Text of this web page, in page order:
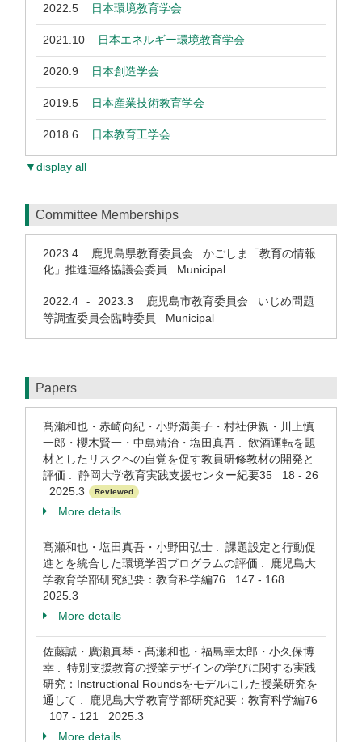
2022.5 日本環境教育学会
2021.10 日本エネルギー環境教育学会
2020.9 日本創造学会
2019.5 日本産業技術教育学会
2018.6 日本教育工学会
▼display all
Committee Memberships
2023.4 鹿児島県教育委員会 かごしま「教育の情報
化」推進連絡協議会委員 Municipal
2022.4 - 2023.3 鹿児島市教育委員会 いじめ問題
等調査委員会臨時委員 Municipal
Papers
髙瀬和也・赤崎向紀・小野満美子・村社伊親・川上慎
一郎・櫻木賢一・中島靖治・塩田真吾 . 飲酒運転を題
材としたリスクへの自覚を促す教員研修教材の開発と
評価 . 静岡大学教育実践支援センター紀要35 18 - 26
2025.3
Reviewed
More details
髙瀬和也・塩田真吾・小野田弘士 . 課題設定と行動促
進とを統合した環境学習プログラムの評価 . 鹿児島大
学教育学部研究紀要：教育科学編76 147 - 168
2025.3
More details
佐藤誠・廣瀬真琴・髙瀬和也・福島幸太郎・小久保博
幸 . 特別支援教育の授業デザインの学びに関する実践
研究：Instructional Roundsをモデルにした授業研究を
通して . 鹿児島大学教育学部研究紀要：教育科学編76
107 - 121 2025.3
More details